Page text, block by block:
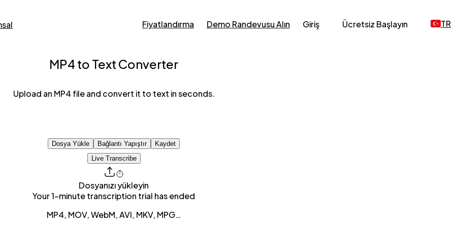
Fiyatlandırma Demo Randevusu Alın Giriş Ücretsiz Başlayın TR
MP4 to Text Converter
Upload an MP4 file and convert it to text in seconds.
Dosya Yükle Bağlantı Yapıştır
Kaydet
Live Transcribe
Dosyanızı yükleyin
Your 1-minute transcription trial has ended
MP4, MOV, WebM, AVI, MKV, MPG…